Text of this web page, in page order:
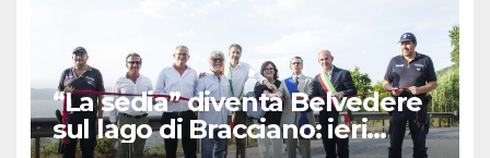
“La sedia” diventa Belvedere
sul lago di Bracciano: ieri